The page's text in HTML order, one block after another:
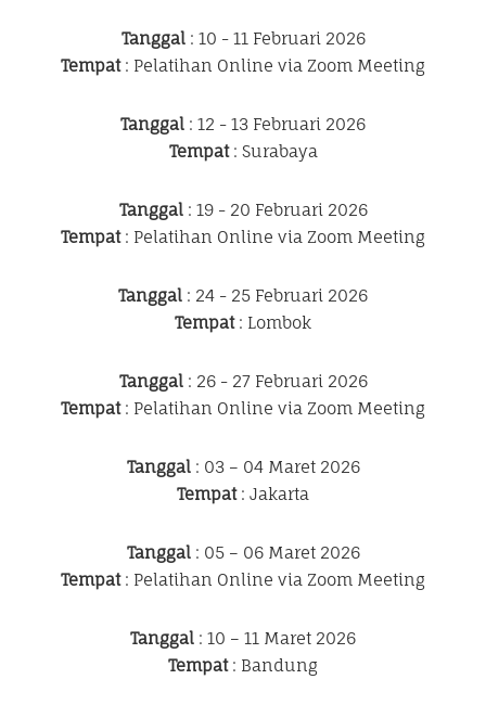
Tanggal: 10 - 11 Februari 2026
Tempat: Pelatihan Online via Zoom Meeting
Tanggal : 12 - 13 Februari 2026
Tempat: Surabaya
Tanggal: 19 - 20 Februari 2026
Tempat: Pelatihan Online via Zoom Meeting
Tanggal : 24 - 25 Februari 2026
Tempat: Lombok
Tanggal: 26 - 27 Februari 2026
Tempat: Pelatihan Online via Zoom Meeting
Tanggal: 03 – 04 Maret 2026
Tempat: Jakarta
Tanggal: 05 – 06 Maret 2026
Tempat: Pelatihan Online via Zoom Meeting
Tanggal : 10 – 11 Maret 2026
Tempat: Bandung